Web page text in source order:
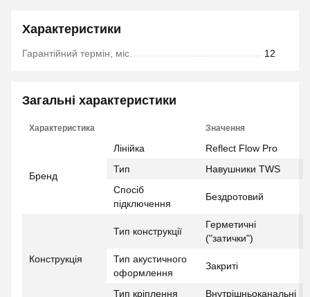
Характеристики
Гарантійний термін, міс. 12
Загальні характеристики
Характеристика Значення
Бренд
Лінійка
Reflect Flow Pro
Тип
Навушники TWS
Спосіб
підключення
Бездротовий
Конструкція
Тип конструкції
Герметичні
("затички")
Тип акустичного
оформлення
Закриті
Тип кріплення Внутрішньоканальні